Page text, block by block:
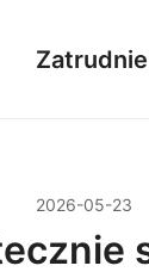
Zatrudnie
2026-05-23